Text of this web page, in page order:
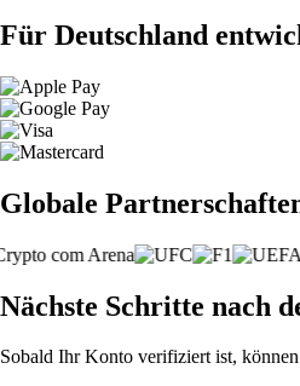
Für Deutschland
Globale
Nächste Schritte nach
Sobald Ihr Konto verifiziert ist,